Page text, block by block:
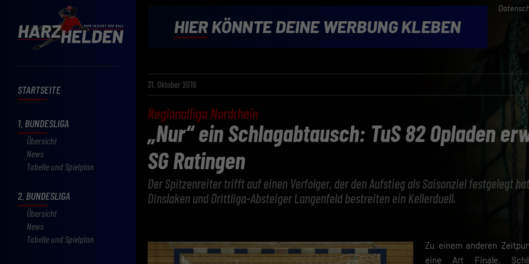
STARTSEITE
1. BUNDESLIGA
Übersicht
News
Tabelle und Spielplan
2. BUNDESLIGA
Übersicht
News
Tabelle und Spielplan
31. Oktober 2019
Regionalliga Nordrhein
„Nur“ ein Schlagabtausch: TuS 82 Opladen
SG Ratingen
Der Spitzenreiter trifft auf einen Verfolger, der den Aufstieg als Saisonziel festgelegt
Dinslaken und Drittliga-Absteiger Langenfeld bestreiten ein Kellerduell.
Zu einem anderen
eine Art Finale.